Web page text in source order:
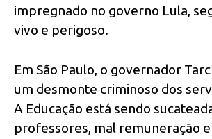
impregnado no governo Lula,
vivo e perigoso.
Em São Paulo, o governador
um desmonte criminoso dos
A Educação está sendo
professores, mal remuneração